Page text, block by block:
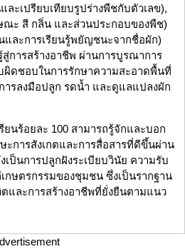
ะเปรียบเทียบรูปร่างพืชกับตัวเลข),
ณะ สี กลิ่น และส่วนประกอบของพืช)
และการเรียนรู้พยัญชนะจากชื่อผัก)
สู่การสร้างอาชีพ ผ่านการบูรณาการ
ผิดชอบในการรักษาความสะอาดพื้นที่
ารลงมือปลูก รดน้ำ และดูแลแปลงผัก
ยนร้อยละ 100 สามารถรู้จักและบอก
ะการสังเกตและการสื่อสารที่ดีขึ้นผ่าน
เป็นการปลูกฝังระเบียบวินัย ความรับ
ษตรกรรมของชุมชน ซึ่งเป็นรากฐาน
ละการสร้างอาชีพที่ยั่งยืนตามแนว